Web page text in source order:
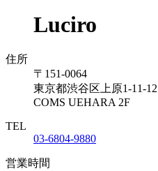
Luciro
住所
〒151-0064
東京都渋谷区上原1-11-12
COMS UEHARA 2F
TEL
03-6804-9880
営業時間